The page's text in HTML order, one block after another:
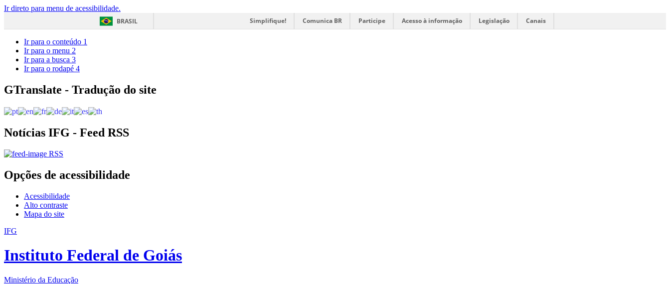
Ir direto para menu de acessibilidade.
BRASIL
Simplifique! Comunica BR Participe Acesso à informação Legislação Canais
Ir para o conteúdo 1
Ir para o menu 2
Ir para a busca 3
Ir para o rodapé 4
GTranslate - Tradução do site
Notícias IFG - Feed RSS
RSS
Opções de acessibilidade
Acessibilidade
Alto contraste
Mapa do site
IFG
Instituto Federal de Goiás
Ministério da Educação